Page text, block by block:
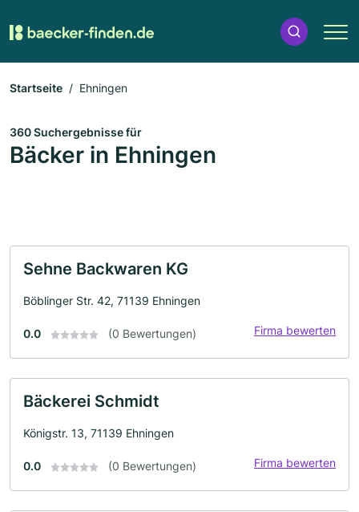
Startseite Ehningen
360 Suchergebnisse für
Bäcker in Ehningen
Sehne Backwaren KG
Böblinger Str. 42, 71139 Ehningen
0.0 (0 Bewertungen) Firma bewerten
Bäckerei Schmidt
Königstr. 13, 71139 Ehningen
0.0 (0 Bewertungen) Firma bewerten